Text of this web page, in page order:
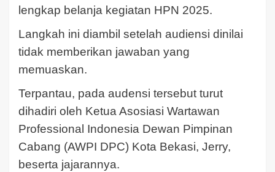
lengkap belanja kegiatan HPN 2025.
Langkah ini diambil setelah audiensi dinilai
tidak memberikan jawaban yang
memuaskan.
Terpantau, pada audensi tersebut turut
dihadiri oleh Ketua Asosiasi Wartawan
Professional Indonesia Dewan Pimpinan
Cabang (AWPI DPC) Kota Bekasi, Jerry,
beserta jajarannya.